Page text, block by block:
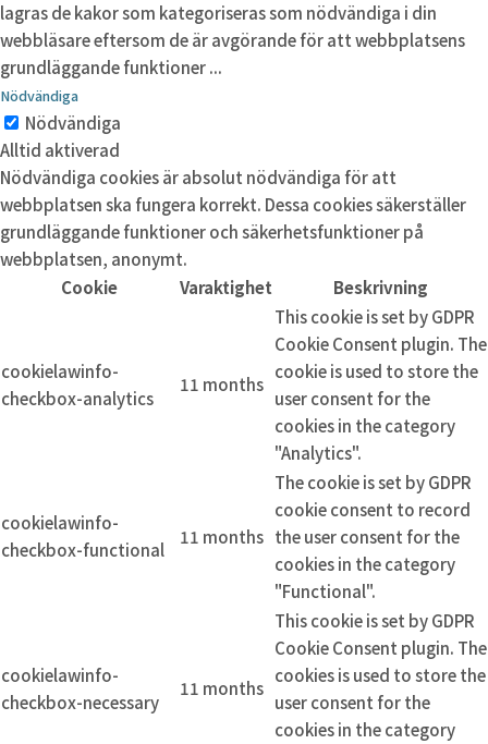
lagras de kakor som kategoriseras som nödvändiga i din
webbläsare eftersom de är avgörande för att webbplatsens
grundläggande funktioner...
Nödvändiga
Nödvändiga
Alltid aktiverad
Nödvändiga cookies är absolut nödvändiga för att
webbplatsen ska fungera korrekt. Dessa cookies säkerställer
grundläggande funktioner och säkerhetsfunktioner på
webbplatsen, anonymt.
Cookie
Varaktighet Beskrivning
cookielawinfo-
checkbox-analytics
11 months
This cookie is set by GDPR
Cookie Consent plugin. The
cookie is used to store the
user consent for the
cookies in the category
"Analytics".
cookielawinfo-
checkbox-functional
11 months
The cookie is set by GDPR
cookie consent to record
the user consent for the
cookies in the category
"Functional".
cookielawinfo-
checkbox-necessary
11 months
This cookie is set by GDPR
Cookie Consent plugin. The
cookies is used to store the
user consent for the
cookies in the category